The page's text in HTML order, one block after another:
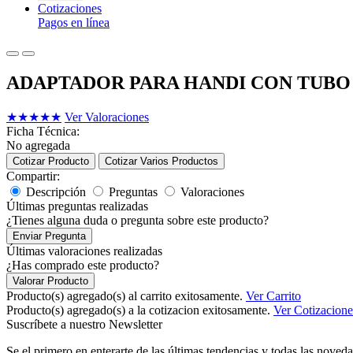
Cotizaciones
Pagos en línea
ADAPTADOR PARA HANDI CON TUBO
★★★★★ Ver Valoraciones
Ficha Técnica:
No agregada
Cotizar Producto Cotizar Varios Productos
Compartir:
Descripción
Preguntas
Valoraciones
Últimas preguntas realizadas
¿Tienes alguna duda o pregunta sobre este producto?
Enviar Pregunta
Últimas valoraciones realizadas
¿Has comprado este producto?
Valorar Producto
Producto(s) agregado(s) al carrito exitosamente. Ver Carrito
Producto(s) agregado(s) a la cotizacion exitosamente. Ver
Suscríbete a nuestro Newsletter